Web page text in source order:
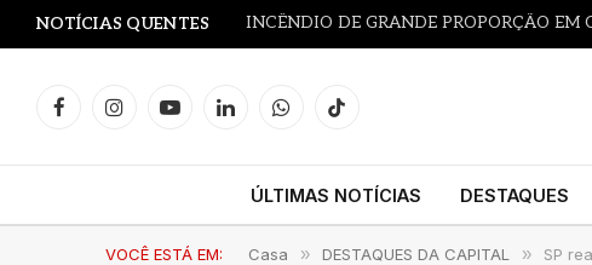
NOTÍCIAS QUENTES
FacebookInstagramYouTubeLinkedInWhatsAppTikTok
ÚLTIMAS NOTÍCIAS DESTAQUES
VOCÊ ESTÁ EM: Casa » DESTAQUES DA CAPITAL » SP